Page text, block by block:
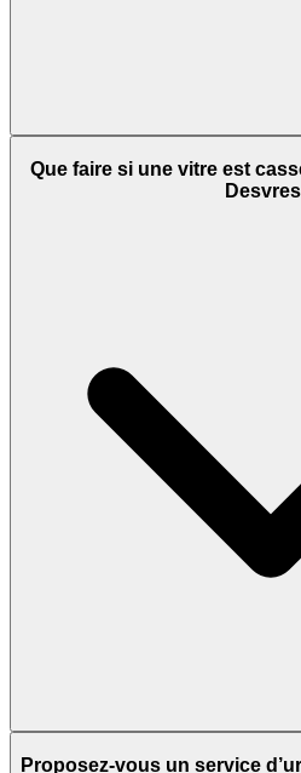
Que faire si une vitre est
Proposez-vous un service